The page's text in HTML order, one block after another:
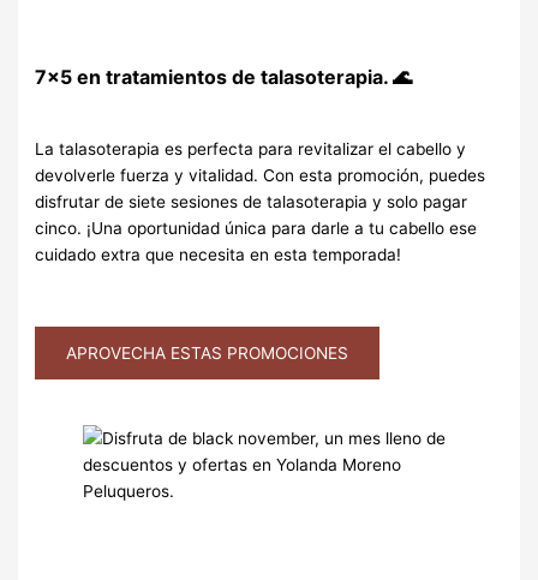
7×5 en tratamientos de talasoterapia. 🌊
La talasoterapia es perfecta para revitalizar el cabello y
devolverle fuerza y vitalidad. Con esta promoción, puedes
disfrutar de siete sesiones de talasoterapia y solo pagar
cinco. ¡Una oportunidad única para darle a tu cabello ese
cuidado extra que necesita en esta temporada!
APROVECHA ESTAS PROMOCIONES